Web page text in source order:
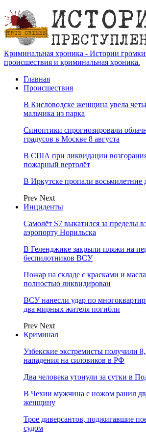
Криминальная хроника - Истории
происшествия и криминальная хроника.
Главная
Происшествия
В Кисловодске женщина увела
мальчика из парка
Синоптики спрогнозировали
градусов в Москве 8 августа
В США при ликвидации возгорания
пожарный вертолёт
В Иркутске пропали восьмилетние
Prev Next
Инциденты
Самолёт S7 выкатился за пределы
аэропорту Норильска
В Геленджике закрыли пляжи на
беспилотников ВСУ
Пожар на складе с красками и
полностью ликвидирован
ВСУ нанесли удар по
два мирных жителя погибли
Prev Next
Криминал
Узбекские экстремисты получили
нападения на силовиков в РФ
Два человека утонули за сутки в
В Чехии мужчина с ножом ранил
женщину
Трое диверсантов, поджигавшие
судом